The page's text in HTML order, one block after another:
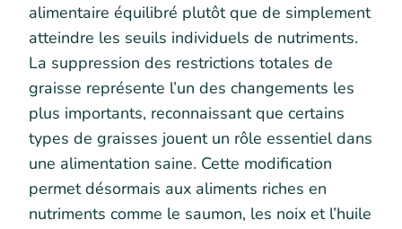
alimentaire équilibré plutôt que de simplement
atteindre les seuils individuels de nutriments.
La suppression des restrictions totales de
graisse représente l’un des changements les
plus importants, reconnaissant que certains
types de graisses jouent un rôle essentiel dans
une alimentation saine. Cette modification
permet désormais aux aliments riches en
nutriments comme le saumon, les noix et l’huile